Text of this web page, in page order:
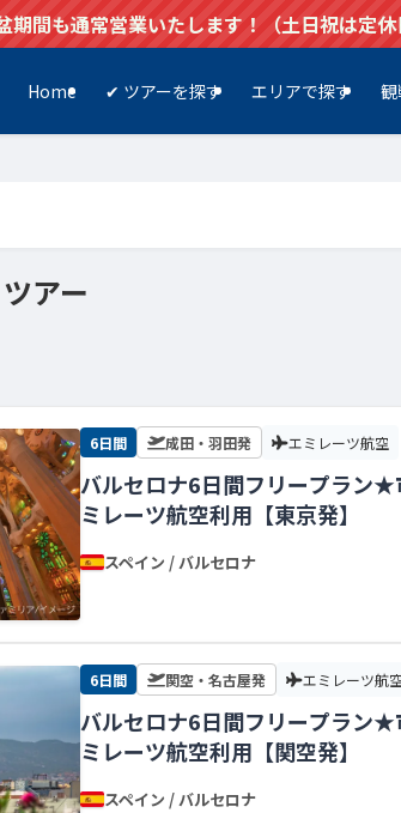
期間も通常営業いたします！（土日祝は定休
Home ✔ ツアーを探す エリアで探す 観
アー
6日間 成田・羽田発 エミレーツ航空
バルセロナ6日間フリープラン
ミレーツ航空利用【東京発】
スペイン / バルセロナ
6日間 関空・名古屋発 エミレーツ航空
バルセロナ6日間フリープラン
ミレーツ航空利用【関空発】
スペイン / バルセロナ